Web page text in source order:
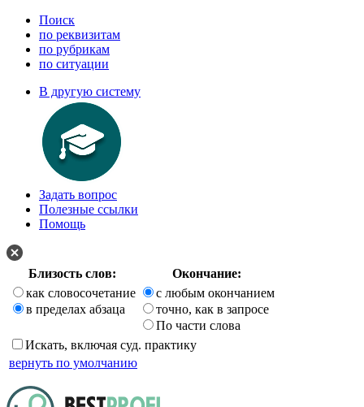
Поиск
по реквизитам
по рубрикам
по ситуации
В другую систему
Задать вопрос
Полезные ссылки
Помощь
Близость слов:
Окончание:
как словосочетание
в пределах абзаца
с любым окончанием
точно, как в запросе
По части слова
Искать, включая суд. практику
вернуть по умолчанию